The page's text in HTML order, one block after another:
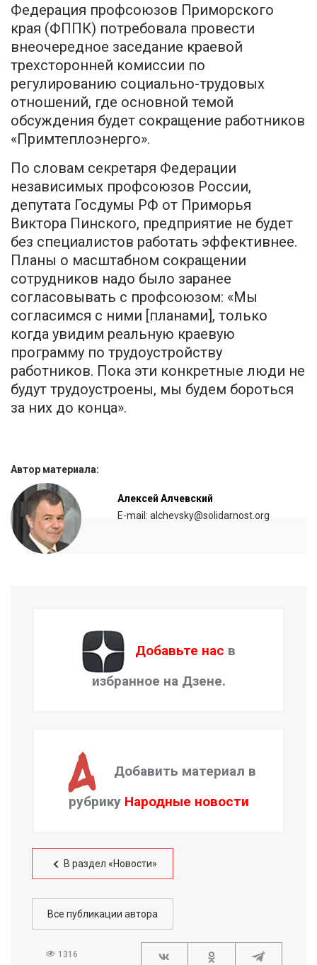
Федерация профсоюзов Приморского
края (ФППК) потребовала провести
внеочередное заседание краевой
трехсторонней комиссии по
регулированию социально-трудовых
отношений, где основной темой
обсуждения будет сокращение работников
«Примтеплоэнерго».
По словам секретаря Федерации
независимых профсоюзов России,
депутата Госдумы РФ от Приморья
Виктора Пинского, предприятие не будет
без специалистов работать эффективнее.
Планы о масштабном сокращении
сотрудников надо было заранее
согласовывать с профсоюзом: «Мы
согласимся с ними [планами], только
когда увидим реальную краевую
программу по трудоустройству
работников. Пока эти конкретные люди не
будут трудоустроены, мы будем бороться
за них до конца».
Автор материала:
Алексей Алчевский
E-mail: alchevsky@solidarnost.org
Добавьте нас в
избранное на Дзене.
Добавить материал в
рубрику Народные новости
В раздел «Новости»
Все публикации автора
1316